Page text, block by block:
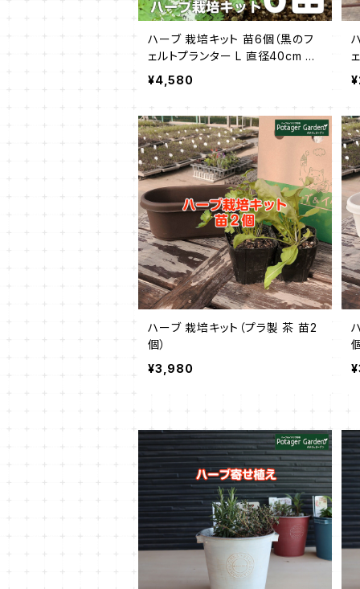
ハーブ 栽培キット 苗6個（黒のフ
ェルトプランター L 直径40cm ガ
ーデニング 花苗 苗木 家庭菜園
初心者 寄せ植え キット ハーブテ
ィー 観葉植物 送料無料 ）
¥4,580
ハーブ 栽培キット（プラ製 茶 苗2
個）
¥3,980